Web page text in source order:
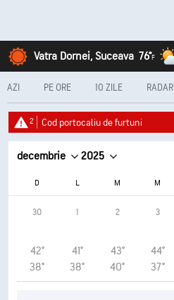
Vatra Dornei, Suceava 76°F
AZI PE ORE 10 ZILE RADAR
2 Cod portocaliu de furtuni
decembrie 2025
D L M M
30
42°
38°
1
41°
38°
2
43°
40°
3
44°
37°